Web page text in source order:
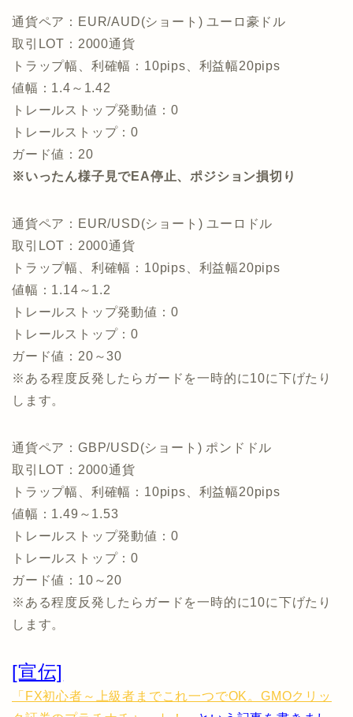
通貨ペア：EUR/AUD(ショート) ユーロ豪ドル
取引LOT：2000通貨
トラップ幅、利確幅：10pips、利益幅20pips
値幅：1.4～1.42
トレールストップ発動値：0
トレールストップ：0
ガード値：20
※いったん様子見でEA停止、ポジション損切り
通貨ペア：EUR/USD(ショート) ユーロドル
取引LOT：2000通貨
トラップ幅、利確幅：10pips、利益幅20pips
値幅：1.14～1.2
トレールストップ発動値：0
トレールストップ：0
ガード値：20～30
※ある程度反発したらガードを一時的に10に下げたり
します。
通貨ペア：GBP/USD(ショート) ポンドドル
取引LOT：2000通貨
トラップ幅、利確幅：10pips、利益幅20pips
値幅：1.49～1.53
トレールストップ発動値：0
トレールストップ：0
ガード値：10～20
※ある程度反発したらガードを一時的に10に下げたり
します。
[宣伝]
「FX初心者～上級者までこれ一つでOK。GMOクリッ